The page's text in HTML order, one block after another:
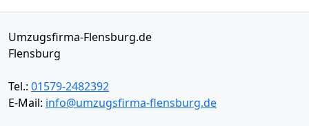
Umzugsfirma-Flensburg.de
Flensburg
Tel.: 01579-2482392
E-Mail: info@umzugsfirma-flensburg.de